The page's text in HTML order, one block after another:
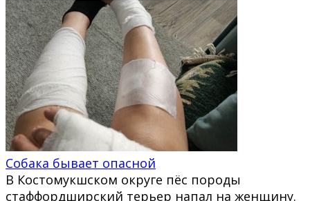
Собака бывает опасной
В Костомукшском округе пёс породы
стаффордширский терьер напал на женщину.